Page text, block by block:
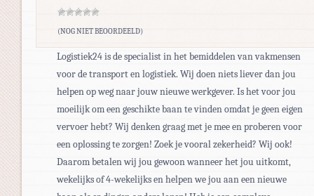
(NOG NIET BEOORDEELD)
Logistiek24 is de specialist in het bemiddelen van vakmensen
voor de transport en logistiek. Wij doen niets liever dan jou
helpen op weg naar jouw nieuwe werkgever. Is het voor jou
moeilijk om een geschikte baan te vinden omdat je geen eigen
vervoer hebt? Wij denken graag met je mee en proberen voor
een oplossing te zorgen! Zoek je vooral zekerheid? Wij ook!
Daarom betalen wij jou gewoon wanneer het jou uitkomt,
wekelijks of 4-wekelijks en helpen we jou aan een nieuwe